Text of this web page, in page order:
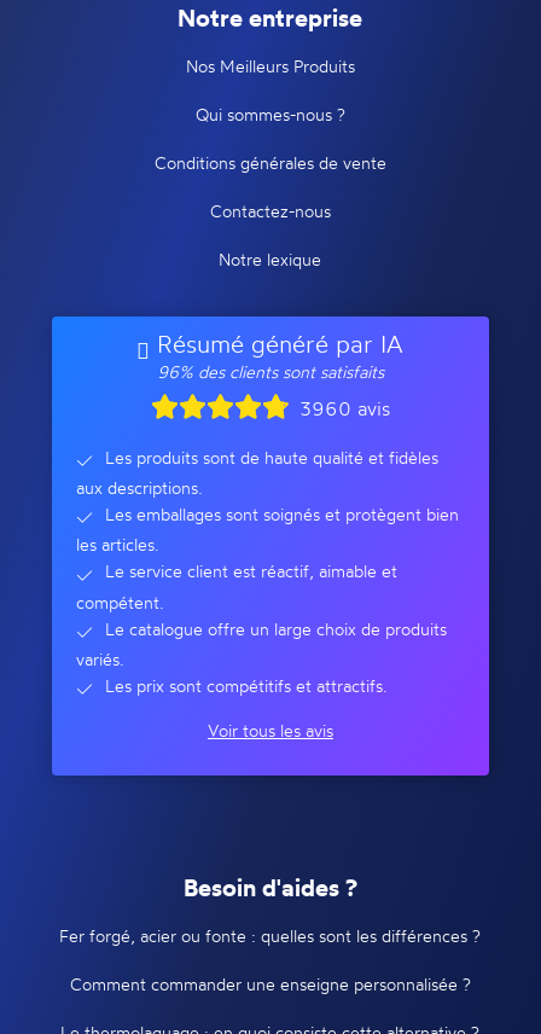
Notre entreprise
Nos Meilleurs Produits
Qui sommes-nous ?
Conditions générales de vente
Contactez-nous
Notre lexique
Résumé généré par IA
96% des clients sont satisfaits
3960 avis
Les produits sont de haute qualité et fidèles
aux descriptions.
Les emballages sont soignés et protègent bien
les articles.
Le service client est réactif, aimable et
compétent.
Le catalogue offre un large choix de produits
variés.
Les prix sont compétitifs et attractifs.
Voir tous les avis
Besoin d'aides ?
Fer forgé, acier ou fonte : quelles sont les différences ?
Comment commander une enseigne personnalisée ?